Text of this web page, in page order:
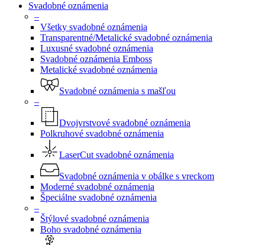
Svadobné oznámenia
–
Všetky svadobné oznámenia
Transparentné/Metalické svadobné oznámenia
Luxusné svadobné oznámenia
Svadobné oznámenia Emboss
Metalické svadobné oznámenia
Svadobné oznámenia s mašľou
–
Dvojvrstvové svadobné oznámenia
Polkruhové svadobné oznámenia
LaserCut svadobné oznámenia
Svadobné oznámenia v obálke s vreckom
Moderné svadobné oznámenia
Špeciálne svadobné oznámenia
–
Štýlové svadobné oznámenia
Boho svadobné oznámenia